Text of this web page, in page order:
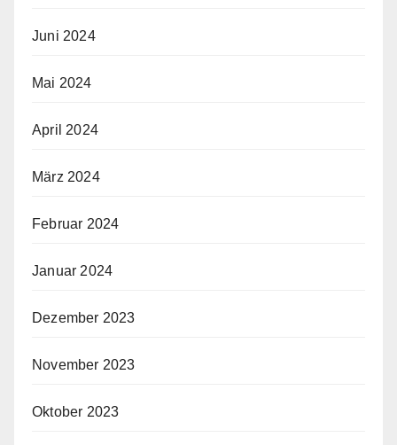
Juni 2024
Mai 2024
April 2024
März 2024
Februar 2024
Januar 2024
Dezember 2023
November 2023
Oktober 2023